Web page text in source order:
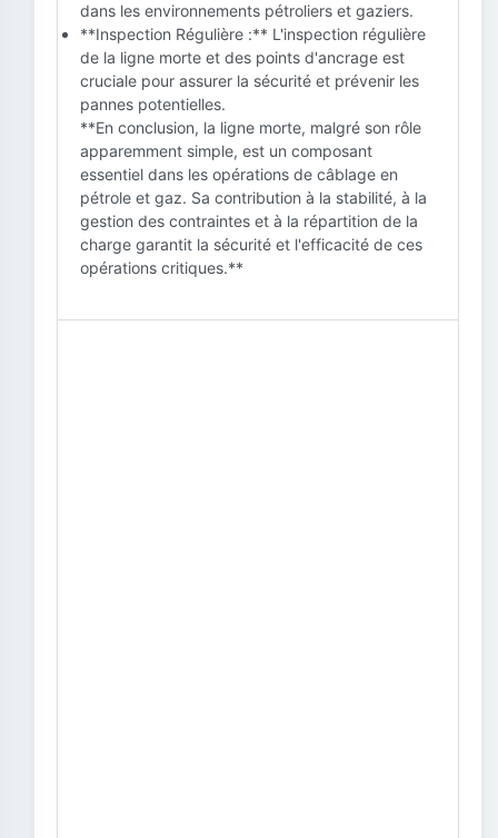
dans les environnements pétroliers et gaziers.
**Inspection Régulière :** L'inspection régulière
de la ligne morte et des points d'ancrage est
cruciale pour assurer la sécurité et prévenir les
pannes potentielles.
**En conclusion, la ligne morte, malgré son rôle
apparemment simple, est un composant
essentiel dans les opérations de câblage en
pétrole et gaz. Sa contribution à la stabilité, à la
gestion des contraintes et à la répartition de la
charge garantit la sécurité et l'efficacité de ces
opérations critiques.**